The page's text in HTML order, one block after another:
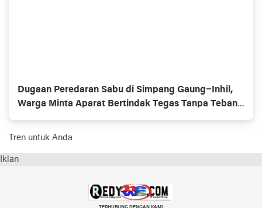
Dugaan Peredaran Sabu di Simpang Gaung–Inhil,
Warga Minta Aparat Bertindak Tegas Tanpa Tebang
Pilih
Tren untuk Anda
Iklan